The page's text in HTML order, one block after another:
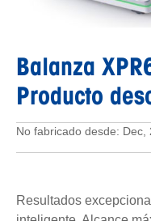
Balanza
Producto
No fabricado desde: Dec,
Resultados